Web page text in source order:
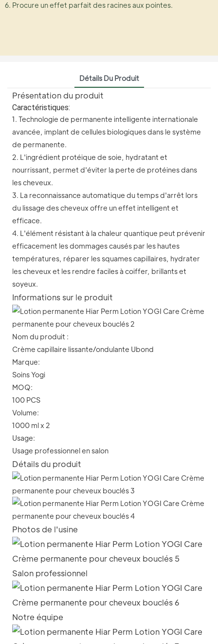
6. Procure un effet parfait des racines aux pointes.
Détails Du Produit
Présentation du produit
Caractéristiques:
1. Technologie de permanente intelligente internationale
avancée, implant de cellules biologiques dans le système
de permanente.
2. L'ingrédient protéique de soie, hydratant et
nourrissant, permet d'éviter la perte de protéines dans
les cheveux.
3. La reconnaissance automatique du temps d'arrêt lors
du lissage des cheveux offre un effet intelligent et
efficace.
4. L'élément résistant à la chaleur quantique peut prévenir
efficacement les dommages causés par les hautes
températures, réparer les squames capillaires, hydrater
les cheveux et les rendre faciles à coiffer, brillants et
soyeux.
Informations sur le produit
Nom du produit :
Crème capillaire lissante/ondulante Ubond
Marque:
Soins Yogi
MOQ:
100 PCS
Volume:
1000 ml x 2
Usage:
Usage professionnel en salon
Détails du produit
Photos de l'usine
Salon professionnel
Notre équipe